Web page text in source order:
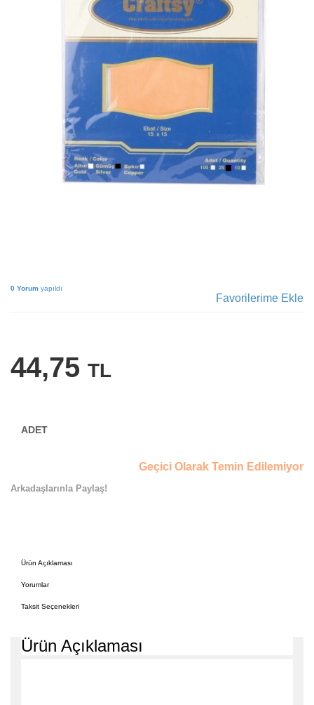
0 Yorum yapıldı
Favorilerime Ekle
44,75 TL
Geçici Olarak Temin Edilemiyor
Arkadaşlarınla Paylaş!
Ürün Açıklaması
Yorumlar
Taksit Seçenekleri
Ürün Açıklaması